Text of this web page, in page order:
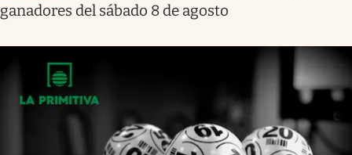
ganadores del sábado 8 de agosto